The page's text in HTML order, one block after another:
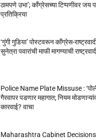
ठामपणे उभा’; काँग्रेसच्या टिप्पणीवर जय
प्रतिक्रिया
‘गुंगी गुडिया’ पोस्टवरून काँग्रेस-
सुनेत्रा पवारांची माफी मागण्याची
Police Name Plate Missuse :
गैरवापर पडणार महागात; नियम
कारवाई? वाचा
Maharashtra Cabinet Decisions: